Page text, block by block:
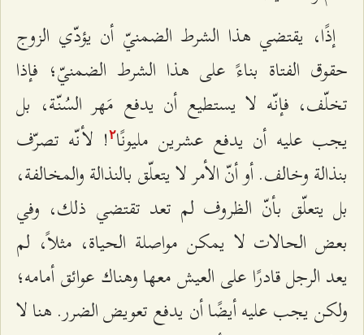
إذًا، يقتضي هذا الشرط الضمنيّ أن يؤدّي الزوج
حقوق الفتاة بناءً على هذا الشرط الضمنيّ؛ فإذا
تخلّف، فإنّه لا يستطيع أن يدفع مَهر السُنّة، بل
يجب عليه أن يدفع عشرين مليونًا٢! لأنّه تصرّف
بنذالة وخالف. أو أنّ الأمر لا يتعلّق بالنذالة والمخالفة،
بل يتعلّق بأنّ الظروف لم تعد تقتضي ذلك، وفي
بعض الحالات لا يمكن مواصلة الحياة، مثلاً، لم
يعد الرجل قادرًا على العيش معها وهناك عوائق أمامه؛
ولكن يجب عليه أيضًا أن يدفع تعويض الضرر. هنا لا